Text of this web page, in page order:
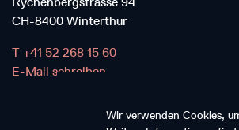
CH-8400 Winterthur
T +41 52 268 15 60
E-Mail schreiben
Wir verwenden Cookies,